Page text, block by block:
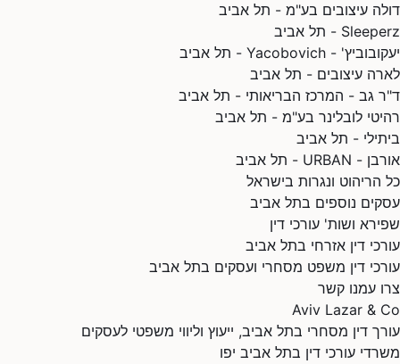
דולה עיצובים בע"מ - תל אביב
Sleeperz - תל אביב
יעקובוביץ' - Yacobovich - תל אביב
לארה עיצובים - תל אביב
ד"ר גב - המרכז הבריאותי - תל אביב
רהיטי לובלינר בע"מ - תל אביב
ביתילי - תל אביב
אורבן - URBAN - תל אביב
כל הריהוט ונגרות בישראל
עסקים נוספים בתל אביב
שפירא ושות' עורכי דין
עורכי דין אזרחי בתל אביב
עורכי דין משפט מסחרי ועסקים בתל אביב
צרו עמנו קשר
Aviv Lazar & Co
עורך דין מסחרי בתל אביב, ייעוץ וליווי משפטי לעסקים
משרדי עורכי דין בתל אביב יפו